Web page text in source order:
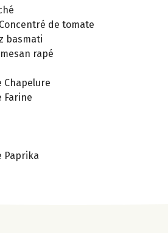
de tomate
basmati
rapé
Chapelure
Farine
Paprika